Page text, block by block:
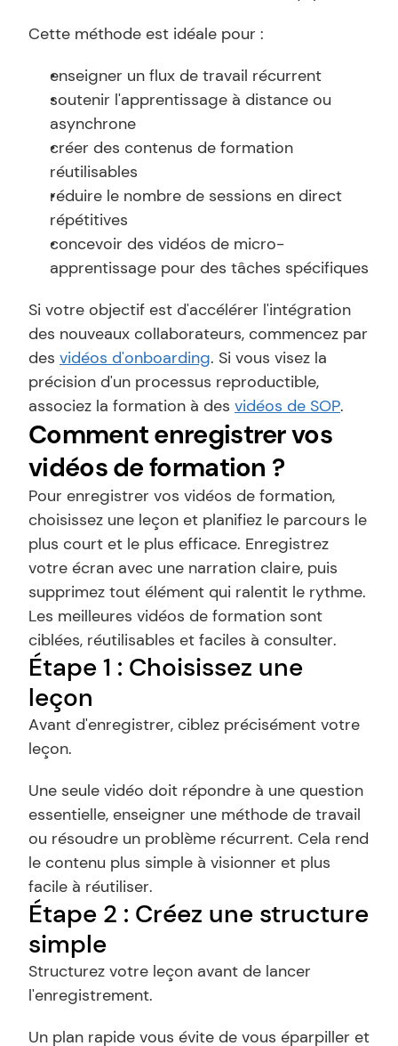
Cette méthode est idéale pour :
enseigner un flux de travail récurrent
soutenir l'apprentissage à distance ou
asynchrone
créer des contenus de formation
réutilisables
réduire le nombre de sessions en direct
répétitives
concevoir des vidéos de micro-
apprentissage pour des tâches spécifiques
Si votre objectif est d'accélérer l'intégration
des nouveaux collaborateurs, commencez par
des vidéos d'onboarding. Si vous visez la
précision d'un processus reproductible,
associez la formation à des vidéos de SOP.
Comment enregistrer vos
vidéos de formation ?
Pour enregistrer vos vidéos de formation,
choisissez une leçon et planifiez le parcours le
plus court et le plus efficace. Enregistrez
votre écran avec une narration claire, puis
supprimez tout élément qui ralentit le rythme.
Les meilleures vidéos de formation sont
ciblées, réutilisables et faciles à consulter.
Étape 1 : Choisissez une
leçon
Avant d'enregistrer, ciblez précisément votre
leçon.
Une seule vidéo doit répondre à une question
essentielle, enseigner une méthode de travail
ou résoudre un problème récurrent. Cela rend
le contenu plus simple à visionner et plus
facile à réutiliser.
Étape 2 : Créez une structure
simple
Structurez votre leçon avant de lancer
l'enregistrement.
Un plan rapide vous évite de vous éparpiller et